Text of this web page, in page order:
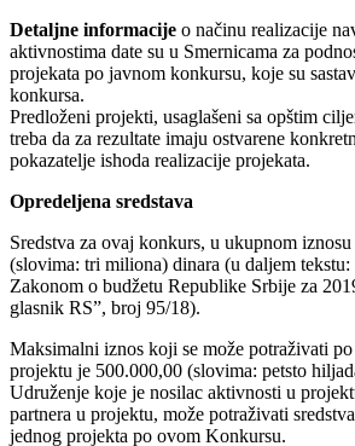
Detaljne informacije o načinu realizacije
aktivnostima date su u Smernicama za
projekata po javnom konkursu, koje su
konkursa.
Predloženi projekti, usaglašeni sa opštim
treba da za rezultate imaju ostvarene
pokazatelje ishoda realizacije projekata.
Opredeljena sredstava
Sredstva za ovaj konkurs, u ukupnom
(slovima: tri miliona) dinara (u daljem tekstu:
Zakonom o budžetu Republike Srbije za
glasnik RS”, broj 95/18).
Maksimalni iznos koji se može potraživati
projektu je 500.000,00 (slovima: petsto
Udruženje koje je nosilac aktivnosti u
partnera u projektu, može potraživati
jednog projekta po ovom Konkursu.